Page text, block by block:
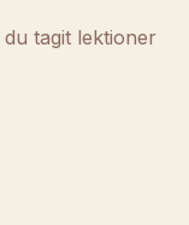
tagit lektioner